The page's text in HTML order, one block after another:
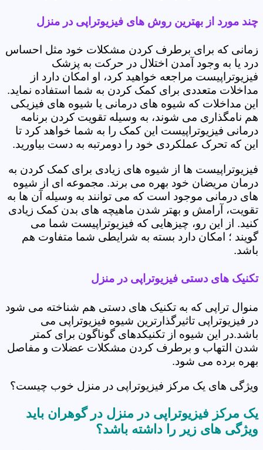
چند مورد از بهترین روش های فیزیوتراپی در منزل
زمانی که برای برطرف کردن مشکلات خود مثل احساس
درد یا به وجود آمدن اختلال در حرکت به پزشک
فیزیوتراپیست مراجعه خواهید کرد، او امکان دارد از
مداخلات متعددی برای کمک کردن به شما استفاده نماید.
این مداخلات که شیوه های درمانی یا شیوه های فیزیکی
هم نامگذاری می شوند، به وسیله تقویت کردن برنامه
درمانی فیزیوتراپیست این کمک را به شما خواهد کرد تا
این که تحرک عملکردی خود را دومرتبه به دست بیاورید.
فیزیوتراپیست ها از شیوه های زیادی برای کمک کردن به
درمان مریضان خود بهره می برند. مجموعه ای از شیوه
های درمانی موجود است که می توانند به وسیله آن ها به
تقویت، آرامش و بهتر شدن ماهیچه های بدن کمک زیادی
کنید. از این رو، چیزهایی که فیزیوتراپیست شما می
گویند ؛ امکان دارد بسته به شرایطی شما متفاوت هم
باشد.
تکنیک های دستی فیزیوتراپی در منزل
منوال تراپی که به تکنیک های دستی هم شناخته می شود
در فیزیوتراپی تاثیرگذارترین شیوه فیزیوتراپی می
باشد.در این شیوه از تکنیکدهای گوناگون برای کمتر
شدن التهاب و برطرف کردن مشکلات عضلات و مفاصل
بهره برده می شود.
ویژگی های یک مرکز فیزیوتراپی در منزل خوب چیست؟
یک مرکز فیزیوتراپی در منزل در گوهران باید
ویژگی های زیر را داشته باشد؟